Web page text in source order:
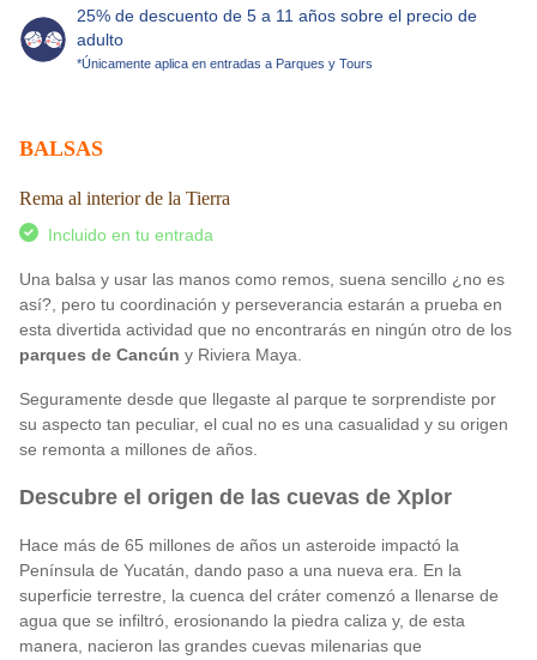
25% de descuento de 5 a 11 años sobre el precio de
adulto
*Únicamente aplica en entradas a Parques y Tours
BALSAS
Rema al interior de la Tierra
Incluido en tu entrada
Una balsa y usar las manos como remos, suena sencillo ¿no es
así?, pero tu coordinación y perseverancia estarán a prueba en
esta divertida actividad que no encontrarás en ningún otro de los
parques de Cancún y Riviera Maya.
Seguramente desde que llegaste al parque te sorprendiste por
su aspecto tan peculiar, el cual no es una casualidad y su origen
se remonta a millones de años.
Descubre el origen de las cuevas de Xplor
Hace más de 65 millones de años un asteroide impactó la
Península de Yucatán, dando paso a una nueva era. En la
superficie terrestre, la cuenca del cráter comenzó a llenarse de
agua que se infiltró, erosionando la piedra caliza y, de esta
manera, nacieron las grandes cuevas milenarias que